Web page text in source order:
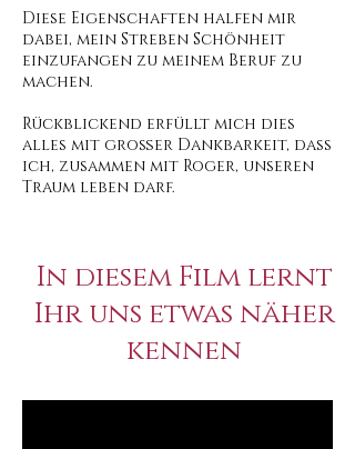
Diese Eigenschaften halfen mir
dabei, mein Streben Schönheit
einzufangen zu meinem Beruf zu
machen.
Rückblickend erfüllt mich dies
alles mit großer Dankbarkeit, dass
ich, zusammen mit Roger, unseren
Traum leben darf.
In diesem Film lernt
Ihr uns etwas näher
kennen